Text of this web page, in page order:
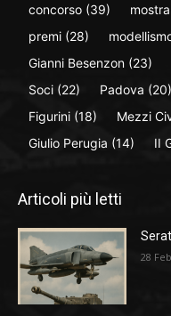
concorso (39)
premi (28)
Gianni Besenzon (23)
Soci (22) Padova (20)
Figurini (18) Mezzi
Giulio Perugia (14) II
Articoli più letti
28